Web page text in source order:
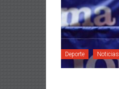
Deporte Noticias